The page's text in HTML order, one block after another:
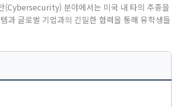
(Cybersecurity) 분야에서는 미국 내 타의 추종을
과 글로벌 기업과의 긴밀한 협력을 통해 유학생들